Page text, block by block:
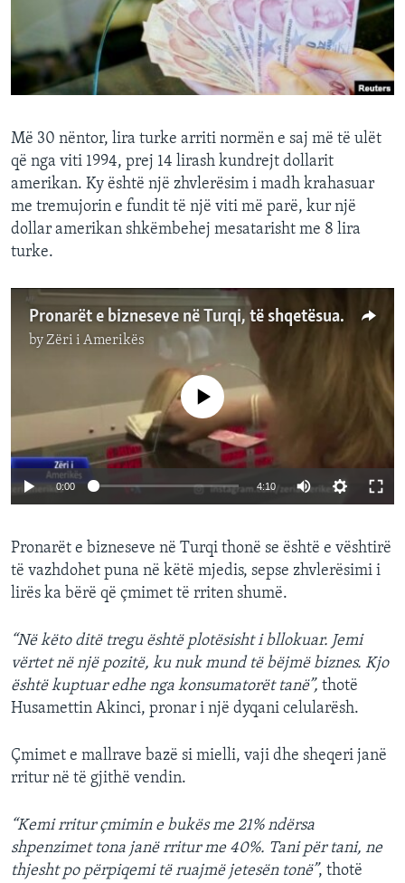
INTERVISTA
DITARI
Më 30 nëntor, lira turke arriti normën e saj më të ulët
që nga viti 1994, prej 14 lirash kundrejt dollarit
amerikan. Ky është një zhvlerësim i madh krahasuar
me tremujorin e fundit të një viti më parë, kur një
dollar amerikan shkëmbehej mesatarisht me 8 lira
turke.
Pronarët e bizneseve në Turqi, të shqetësuar nga zhvlerësimi i lirës
byZëri i Amerikës
No media source currently available
0:00 4:10
Pronarët e bizneseve në Turqi thonë se është e vështirë
të vazhdohet puna në këtë mjedis, sepse zhvlerësimi i
lirës ka bërë që çmimet të rriten shumë.
“Në këto ditë tregu është plotësisht i bllokuar. Jemi
vërtet në një pozitë, ku nuk mund të bëjmë biznes. Kjo
është kuptuar edhe nga konsumatorët tanë”, thotë
Husamettin Akinci, pronar i një dyqani celularësh.
Çmimet e mallrave bazë si mielli, vaji dhe sheqeri janë
rritur në të gjithë vendin.
“Kemi rritur çmimin e bukës me 21% ndërsa
shpenzimet tona janë rritur me 40%. Tani për tani, ne
thjesht po përpiqemi të ruajmë jetesën tonë”, thotë